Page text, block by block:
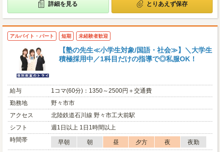
詳細を見る とりあえず保存
アルバイト・パート 短期 未経験者歓迎
【塾の先生≪小学生対象/国語・社会≫】＼大学生
積極採用中／1科目だけの指導で◎私服OK！
給与
1コマ(60分)：1350～2500円＋交通費
勤務地
野々市市
アクセス
北陸鉄道石川線 野々市工大前駅
シフト
週1日以上 1日1時間以上
時間帯
早朝 朝 昼 夕方 夜
夜勤